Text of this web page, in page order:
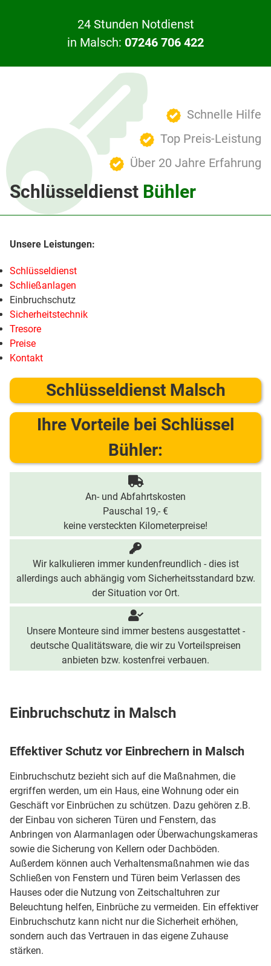
24 Stunden Notdienst
in Malsch: 07246 706 422
Schnelle Hilfe
Top Preis-Leistung
Über 20 Jahre Erfahrung
Schlüsseldienst Bühler
Schlüsseldienst
Schließanlagen
Einbruchschutz
Sicherheitstechnik
Tresore
Preise
Kontakt
Schlüsseldienst Malsch
Ihre Vorteile bei Schlüssel
Bühler:
An- und Abfahrtskosten
Pauschal 19,- €
keine versteckten Kilometerpreise!
Wir kalkulieren immer kundenfreundlich - dies ist
allerdings auch abhängig vom Sicherheitsstandard bzw.
der Situation vor Ort.
Unsere Monteure sind immer bestens ausgestattet -
deutsche Qualitätsware, die wir zu Vorteilspreisen
anbieten bzw. kostenfrei verbauen.
Einbruchschutz in Malsch
Effektiver Schutz vor Einbrechern in Malsch
Einbruchschutz bezieht sich auf die Maßnahmen, die
ergriffen werden, um ein Haus, eine Wohnung oder ein
Geschäft vor Einbrüchen zu schützen. Dazu gehören z.B.
der Einbau von sicheren Türen und Fenstern, das
Anbringen von Alarmanlagen oder Überwachungskameras
sowie die Sicherung von Kellern oder Dachböden.
Außerdem können auch Verhaltensmaßnahmen wie das
Schließen von Fenstern und Türen beim Verlassen des
Hauses oder die Nutzung von Zeitschaltuhren zur
Beleuchtung helfen, Einbrüche zu vermeiden. Ein effektiver
Einbruchschutz kann nicht nur die Sicherheit erhöhen,
sondern auch das Vertrauen in das eigene Zuhause
stärken.